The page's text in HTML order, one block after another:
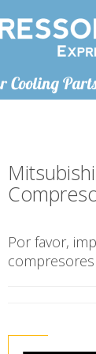
Cooling
Por favor,